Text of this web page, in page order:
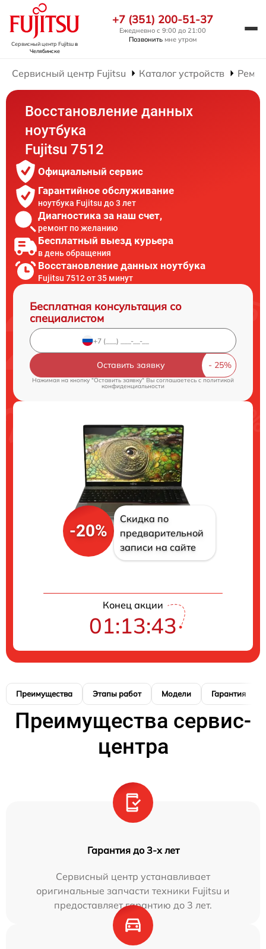
Сервисный центр Fujitsuв
Челябинске
+7 (351) 200-51-37
Ежедневно с 9:00 до 21:00
Позвонить мне утром
Сервисный центр Fujitsu Каталог устройств
Восстановление данных
ноутбука
Fujitsu 7512
Официальный сервис
Гарантийное обслуживание
ноутбука Fujitsu до 3 лет
Диагностика за наш счет,
ремонт по желанию
Бесплатный выезд курьера
в день обращения
Восстановление данных ноутбука
Fujitsu 7512 от 35 минут
Бесплатная консультация со
специалистом
Оставить заявку
Нажимая на кнопку "Оставить заявку" Вы соглашаетесь cполитикой
конфиденциальности
-20%
Скидка по
предварительной
записи на сайте
Конец акции
01:13:42
Преимущества Этапы работ Модели Гарантия
Преимущества сервис-
центра
Гарантия до 3-х лет
Сервисный центр устанавливает
оригинальные запчасти техники Fujitsu и
предоставляет гарантию до 3 лет.